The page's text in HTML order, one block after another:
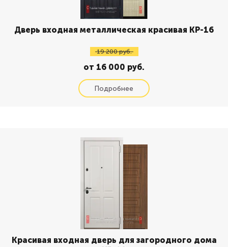
Дверь входная металлическая красивая КР-16
19 200 руб.
от 16 000 руб.
Красивая входная дверь для загородного дома